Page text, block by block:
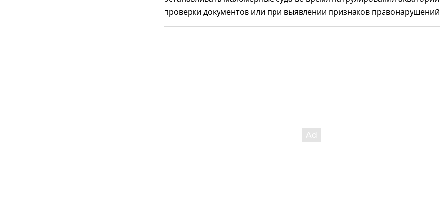
проверки документов или при выявлении признаков